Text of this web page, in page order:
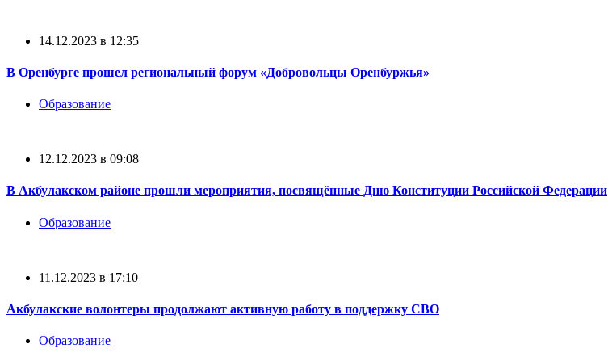
14.12.2023 в 12:35
В Оренбурге прошел региональный форум «Добровольцы Оренбуржья»
Образование
12.12.2023 в 09:08
В Акбулакском районе прошли мероприятия, посвящённые Дню Конституции Российской Федерации
Образование
11.12.2023 в 17:10
Акбулакские волонтеры продолжают активную работу в поддержку СВО
Образование